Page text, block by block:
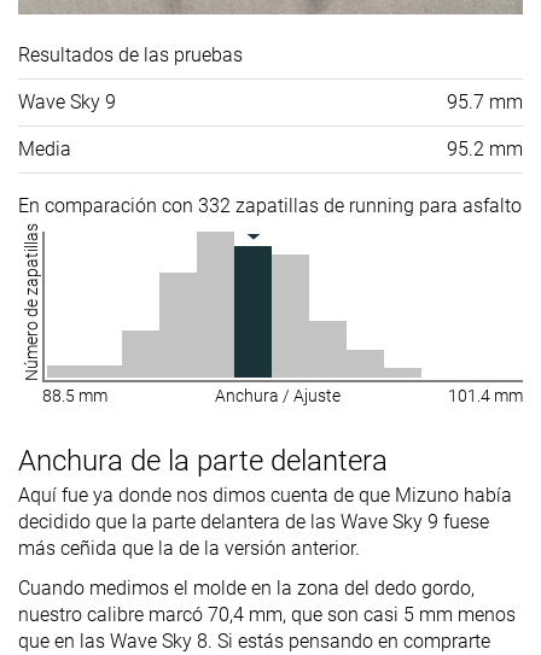
Resultados de las pruebas
Wave Sky 9 95.7 mm
Media 95.2 mm
En comparación con 332 zapatillas de running para asfalto
Número de zapatillas
88.5 mm Anchura / Ajuste 101.4 mm
Anchura de la parte delantera
Aquí fue ya donde nos dimos cuenta de que Mizuno había
decidido que la parte delantera de las Wave Sky 9 fuese
más ceñida que la de la versión anterior.
Cuando medimos el molde en la zona del dedo gordo,
nuestro calibre marcó 70,4 mm, que son casi 5 mm menos
que en las Wave Sky 8. Si estás pensando en comprarte